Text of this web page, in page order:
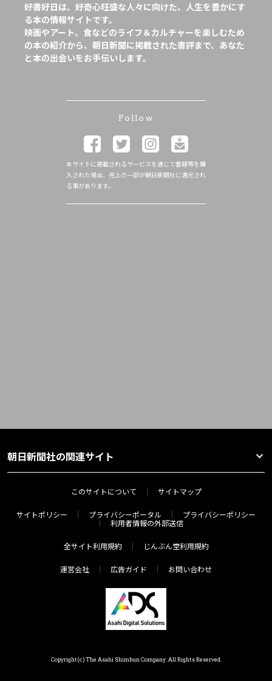
好書好日は、好奇心旺盛な人々に向けた、人生を豊かにす
る本の情報サイトです。
映画やアート、食などのライフ＆カルチャーを楽しむため
の本の紹介から、朝日新聞に掲載された書評まで、あなた
と本の出会いをお手伝いします。
Follow
本サイトに掲載されるサービスを通じて書籍等を購
入された場合、売上の一部が朝日新聞社に還元され
る事があります。
朝日新聞社の関連サイト
このサイトについて サイトマップ
サイトポリシー プライバシーポータル
プライバシーポリシー
利用者情報の外部送信
全サイト利用規約 じんぶん堂利用規約
運営会社 広告ガイド お問い合わせ
Copyright(c) The Asahi Shimbun Company. All Rights Reserved.